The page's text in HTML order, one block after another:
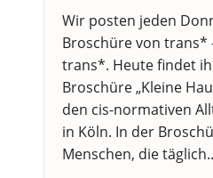
Wir posten jeden
Broschüre von
trans*. Heute findet
Broschüre „Kleine
den cis-normativen
in Köln. In der
Menschen, die